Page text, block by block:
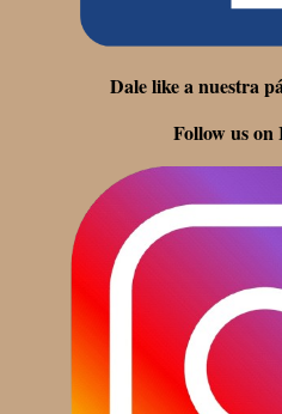
Dale like a nuestra
Follow us